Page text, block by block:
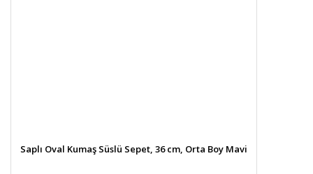
Saplı Oval Kumaş Süslü Sepet, 36 cm, Orta Boy Mavi